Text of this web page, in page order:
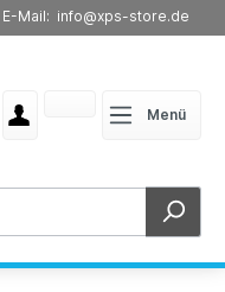
E-Mail: info@xps-store.de
Menü